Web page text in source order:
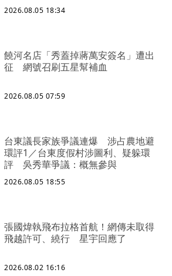
2026.08.05 18:34
饒河名店「秀蓋掉蔣萬安簽名」遭出
征 網號召刷五星幫補血
2026.08.05 07:59
台東議長家族爭議連爆 涉占農地避
環評1／台東度假村涉圖利、疑躲環
評 吳秀華爭議：概無參與
2026.08.05 18:55
張國煒執飛布拉格首航！網傳未取得
飛越許可、繞行 星宇回應了
2026.08.02 16:16